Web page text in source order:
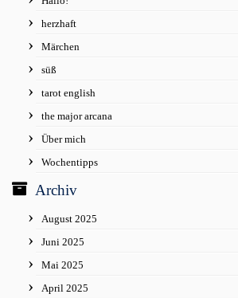
herzhaft
Märchen
süß
tarot english
the major arcana
Über mich
Wochentipps
Archiv
August 2025
Juni 2025
Mai 2025
April 2025